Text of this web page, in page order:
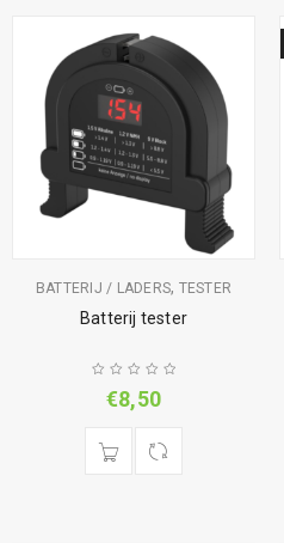
BATTERIJ / LADERS, TESTER
Batterij tester
€8,50